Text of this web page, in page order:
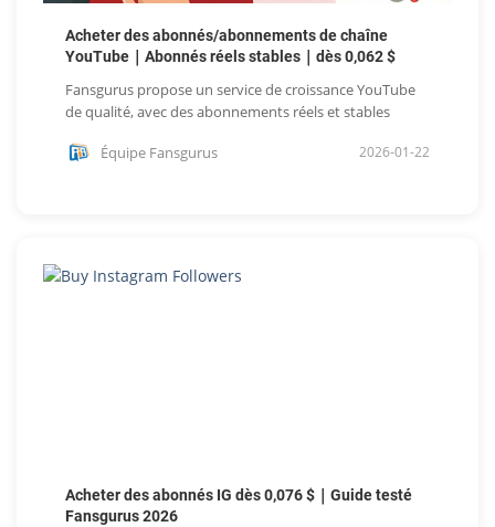
Acheter des abonnés/abonnements de chaîne
YouTube｜Abonnés réels stables｜dès 0,062 $
Fansgurus propose un service de croissance YouTube
de qualité, avec des abonnements réels et stables
Équipe Fansgurus 2026-01-22
Acheter des abonnés IG dès 0,076 $｜Guide testé
Fansgurus 2026